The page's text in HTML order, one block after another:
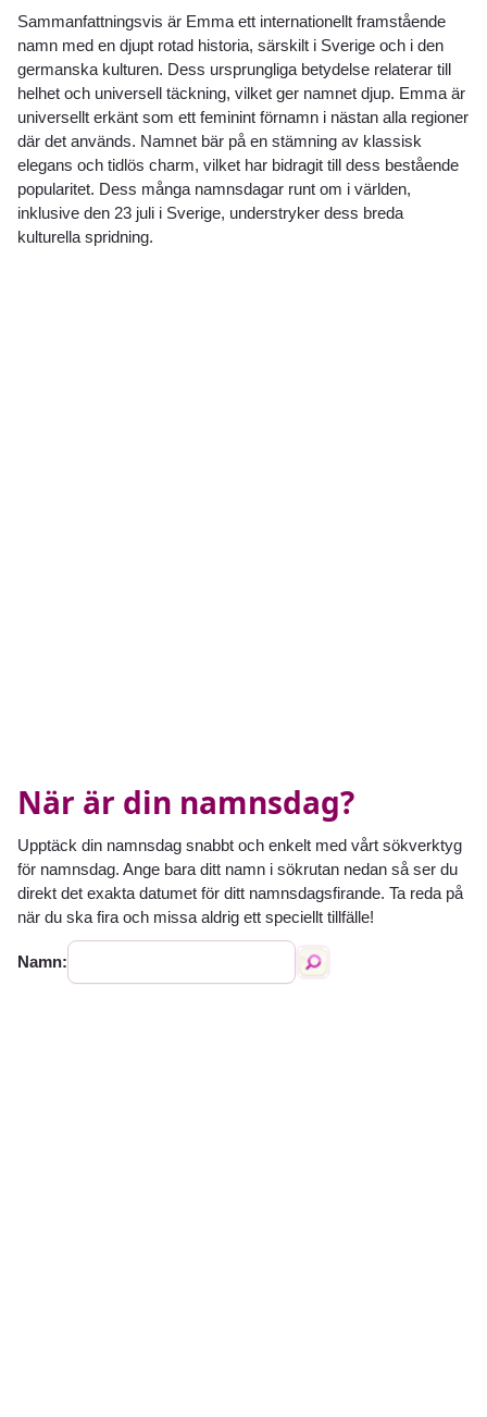
Sammanfattningsvis är Emma ett internationellt framstående
namn med en djupt rotad historia, särskilt i Sverige och i den
germanska kulturen. Dess ursprungliga betydelse relaterar till
helhet och universell täckning, vilket ger namnet djup. Emma är
universellt erkänt som ett feminint förnamn i nästan alla regioner
där det används. Namnet bär på en stämning av klassisk
elegans och tidlös charm, vilket har bidragit till dess bestående
popularitet. Dess många namnsdagar runt om i världen,
inklusive den 23 juli i Sverige, understryker dess breda
kulturella spridning.
När är din namnsdag?
Upptäck din namnsdag snabbt och enkelt med vårt sökverktyg
för namnsdag. Ange bara ditt namn i sökrutan nedan så ser du
direkt det exakta datumet för ditt namnsdagsfirande. Ta reda på
när du ska fira och missa aldrig ett speciellt tillfälle!
Namn: